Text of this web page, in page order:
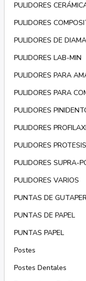
PULIDORES
PULIDORES
PULIDORES DE
PULIDORES LAB-MIN
PULIDORES PARA
PULIDORES PARA
PULIDORES
PULIDORES
PULIDORES PROTESIS
PULIDORES SUPRA-
PULIDORES VARIOS
PUNTAS DE
PUNTAS DE PAPEL
PUNTAS PAPEL
Postes
Postes Dentales